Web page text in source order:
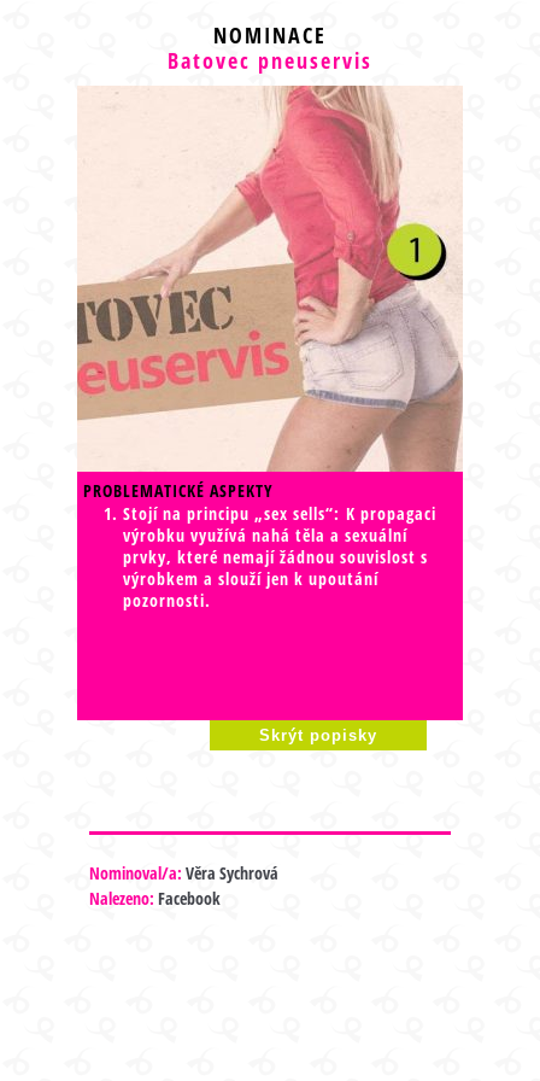
NOMINACE
Batovec pneuservis
PROBLEMATICKÉ ASPEKTY
Stojí na principu „sex sells“: K propagaci
výrobku využívá nahá těla a sexuální
prvky, které nemají žádnou souvislost s
výrobkem a slouží jen k upoutání
pozornosti.
Skrýt popisky
Nominoval/a: Věra Sychrová
Nalezeno: Facebook